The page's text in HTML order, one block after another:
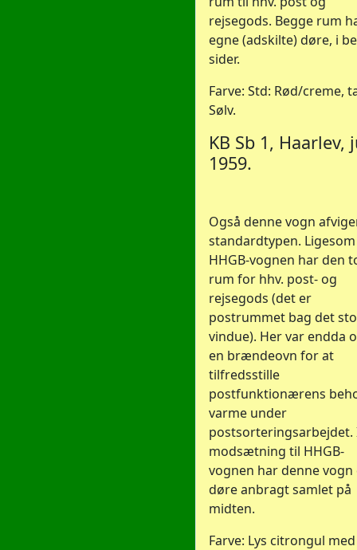
rejsegods. Begge rum
egne (adskilte) døre, i
sider.
Farve: Std: Rød/creme,
Sølv.
KB Sb 1, Haarlev,
1959.
Også denne vogn
standardtypen. Ligesom
HHGB-vognen har den
rum for hhv. post- og
rejsegods (det er
postrummet bag det
vindue). Her var endda
en brændeovn for at
tilfredsstille
postfunktionærens
varme under
postsorteringsarbejdet.
modsætning til HHGB-
vognen har denne vogn
døre anbragt samlet på
midten.
Farve: Lys citrongul med